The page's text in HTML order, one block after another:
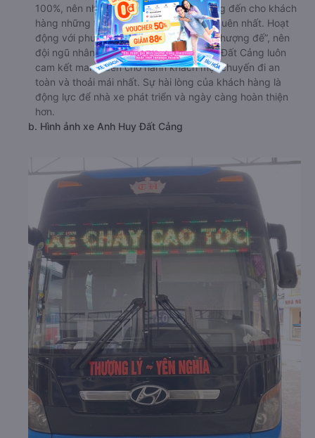
100%, nên nhà xe luôn tự tin có thể mang đến cho khách
hàng những trải nghiệm di chuyển khó quên nhất. Hoạt
động với phương châm “Khách hàng là thượng đế”, nên
đội ngũ nhân viên của hãng xe Anh Huy Đất Cảng luôn
cam kết mang đến cho hành khách một chuyến đi an
toàn và thoải mái nhất. Sự hài lòng của khách hàng là
động lực để nhà xe phát triển và ngày càng hoàn thiện
hơn.
b. Hình ảnh xe Anh Huy Đất Cảng